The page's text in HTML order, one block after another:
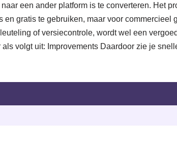
een ander platform is te converteren. Het
en gratis te gebruiken, maar voor commercieel
of versiecontrole, wordt wel een
volgt uit: Improvements Daardoor zie je